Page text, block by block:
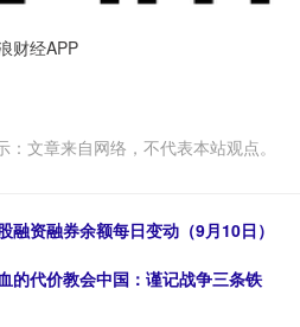
财经APP
：文章来自网络，不代表本站观点。
融资融券余额每日变动（9月10日）
的代价教会中国：谨记战争三条铁